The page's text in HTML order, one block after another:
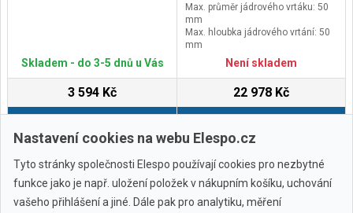
Skladem - do 3-5 dnů u Vás
3 594 Kč
Max. průměr jádrového vrtáku: 50
mm
Max. hloubka jádrového vrtání: 50
mm
Upnutí: Weldon 19 mm 3/4″
Otáčky: 100–260/480ot/min
Není skladem
22 978 Kč
Nastavení cookies na webu Elespo.cz
Tyto stránky společnosti Elespo používají cookies pro nezbytné
funkce jako je např. uložení položek v nákupním košíku, uchování
vašeho přihlášení a jiné. Dále pak pro analytiku, měření